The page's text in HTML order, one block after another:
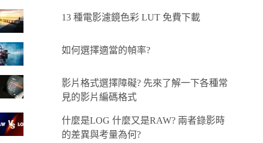
13 種電影濾鏡色彩 LUT 免費下載
如何選擇適當的幀率?
影片格式選擇障礙? 先來了解一下各種常
見的影片編碼格式
什麼是LOG 什麼又是RAW? 兩者錄影時
的差異與考量為何?